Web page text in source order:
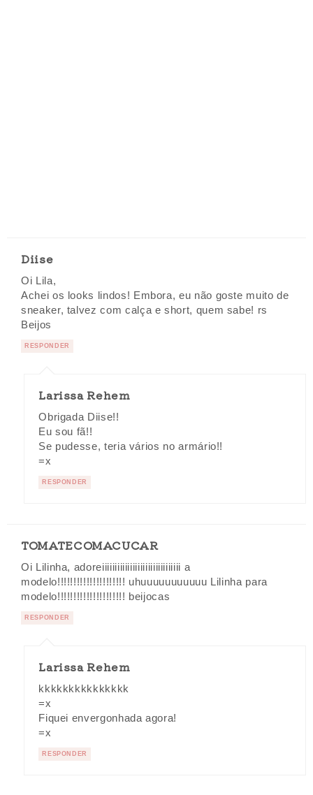
Diise
Oi Lila,
Achei os looks lindos! Embora, eu não goste muito de
sneaker, talvez com calça e short, quem sabe! rs
Beijos
RESPONDER
Larissa Rehem
Obrigada Diise!!
Eu sou fã!!
Se pudesse, teria vários no armário!!
=x
RESPONDER
TOMATECOMACUCAR
Oi Lilinha, adoreiiiiiiiiiiiiiiiiiiiiiiiiiiiiiii a
modelo!!!!!!!!!!!!!!!!!!!!! uhuuuuuuuuuuu Lilinha para
modelo!!!!!!!!!!!!!!!!!!!!! beijocas
RESPONDER
Larissa Rehem
kkkkkkkkkkkkkkk
=x
Fiquei envergonhada agora!
=x
RESPONDER